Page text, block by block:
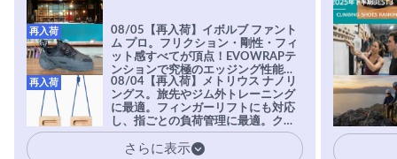
08/05【再入荷】イボルブ ファント
ム プロ。フリクション・剛性・フィ
ット感すべてが頂点！EVOWRAPテ
ンションで究極のエッジング性能を
実現。進化系ラバーEvo-74はTRAX
を凌駕する粘着力で極小ホールドに
安心感。
再入荷
08/04【再入荷】メトリウス ナノリ
ングス。旅先やジム外トレーニング
に最適。フィンガーリフトにも対応
し、指ごとの負荷管理に最適。クラ
イマーの指を本気で鍛えるギア。
再入荷
さらに表示